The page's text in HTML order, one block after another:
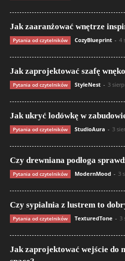
Jak zaaranżować wnętrze
Pytania od czytelników CozyBlueprint - 4
Jak zaprojektować szafę
Pytania od czytelników StyleNest - 3
Jak ukryć lodówkę w
Pytania od czytelników StudioAura - 3
Czy drewniana podłoga
Pytania od czytelników ModernMood - 3
Czy sypialnia z lustrem to
Pytania od czytelników TexturedTone - 3
Jak zaprojektować wejście do